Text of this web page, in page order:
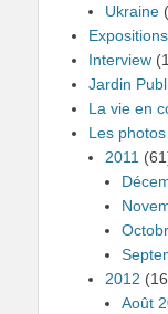
Ukraine
Expositions
Interview
Jardin
La vie en
Les
2011
2012
Août